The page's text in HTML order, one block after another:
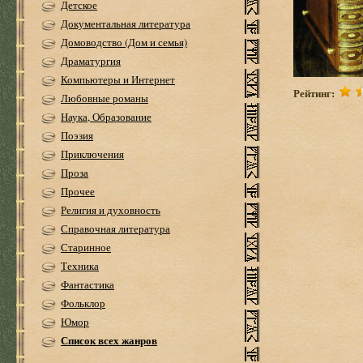
Детское
Документальная литература
Домоводство (Дом и семья)
Драматургия
Компьютеры и Интернет
Любовные романы
Наука, Образование
Поэзия
Приключения
Проза
Прочее
Религия и духовность
Справочная литература
Старинное
Техника
Фантастика
Фольклор
Юмор
Список всех жанров
Рейтинг: